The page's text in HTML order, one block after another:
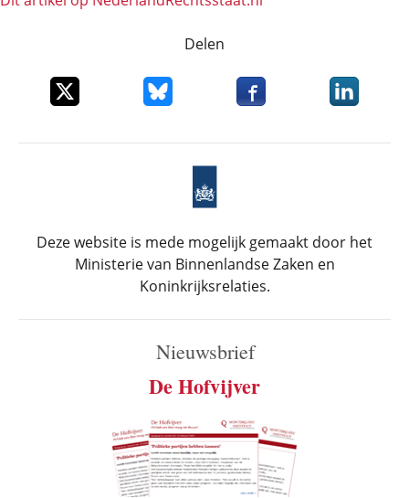
Delen
Deel dit item op XDeel dit item op Bluesky
Deel dit item opDeel dit
Deze website is mede mogelijk gemaakt door het
Ministerie van Binnenlandse Zaken en
Koninkrijksrelaties.
Nieuwsbrief
De Hofvijver